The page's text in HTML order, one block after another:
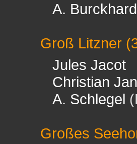
A.
Groß Litzner
Jules Jacot
Christian
A. Schlegel
Großes